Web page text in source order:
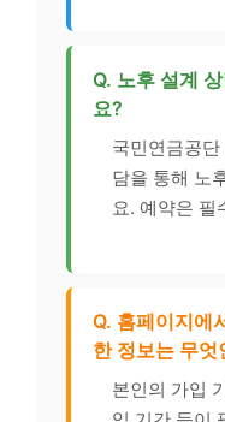
Q. 노후 설계
요?
국민연금공
담을 통해 노
요. 예약은 필
Q. 홈페이지에
한 정보는 무엇
본인의 가입